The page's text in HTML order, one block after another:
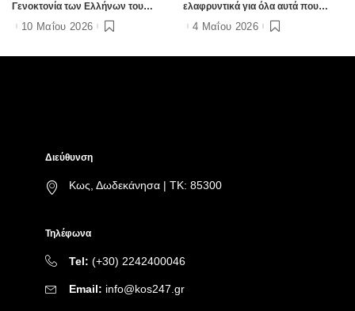
Γενοκτονία των Ελλήνων του
Πόντου στην Κω
10 Μαΐου 2026
ελαφρυντικά για όλα αυτά που
συντελούνται στο νησί μας”
4 Μαΐου 2026
Διεύθυνση
Κως, Δωδεκάνησα | ΤΚ: 85300
Τηλέφωνα
Tel: (+30) 2242400046
Email: info@kos247.gr